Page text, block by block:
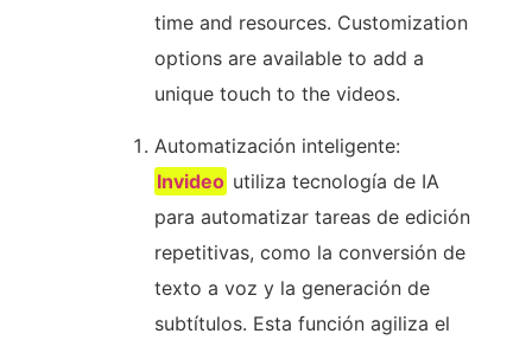
time and resources. Customization
options are available to add a
unique touch to the videos.
Automatización inteligente:
Invideo utiliza tecnología de IA
para automatizar tareas de edición
repetitivas, como la conversión de
texto a voz y la generación de
subtítulos. Esta función agiliza el